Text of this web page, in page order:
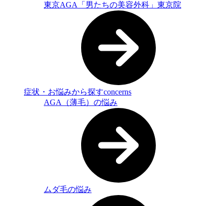
東京AGA「男たちの美容外科」東京院
症状・お悩みから探すconcerns
AGA（薄毛）の悩み
ムダ毛の悩み